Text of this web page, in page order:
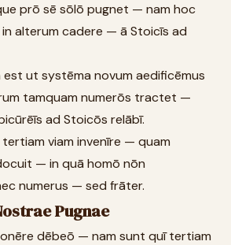
prō sē sōlō pugnet — nam hoc
alterum cadere — ā Stoicīs ad
est ut systēma novum aedificēmus
tamquam numerōs tractet —
ad Stoicōs relābī.
tertiam viam invenīre — quam
— in quā homō nōn
numerus — sed frāter.
Pugnae
dēbeō — nam sunt quī tertiam